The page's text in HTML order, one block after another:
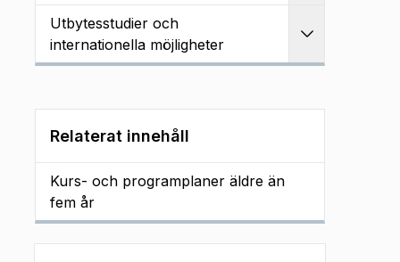
Utbytesstudier och
internationella möjligheter
Relaterat innehåll
Kurs- och programplaner äldre än
fem år